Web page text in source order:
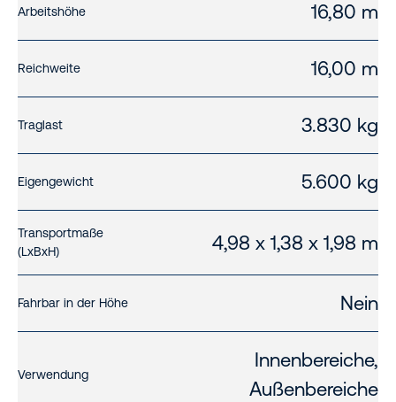
Arbeitshöhe 16,80 m
Reichweite 16,00 m
Traglast 3.830 kg
Eigengewicht 5.600 kg
Transportmaße
(LxBxH)
4,98 x 1,38 x 1,98 m
Fahrbar in der Höhe Nein
Verwendung
Innenbereiche,
Außenbereiche